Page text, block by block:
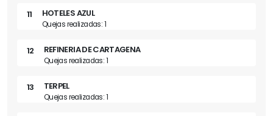
11 HOTELES AZUL
Quejas realizadas: 1
12 REFINERIA DE CARTAGENA
Quejas realizadas: 1
13 TERPEL
Quejas realizadas: 1